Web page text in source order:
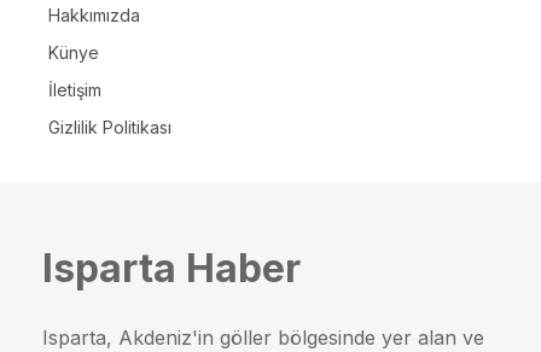
Hakkımızda
Künye
İletişim
Gizlilik Politikası
Isparta Haber
Isparta, Akdeniz'in göller bölgesinde yer alan ve